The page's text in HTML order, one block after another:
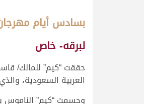
بسادس أيام
لبرقه- خاص
حققت “كيم” للمالك/
العربية السعودية،